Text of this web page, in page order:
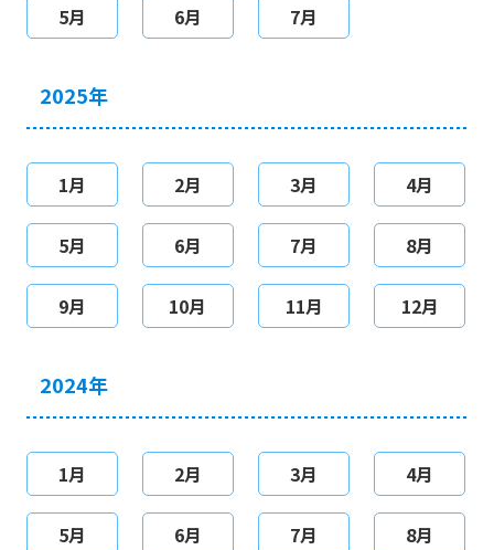
5月 6月 7月
2025年
1月 2月 3月 4月
5月 6月 7月 8月
9月 10月 11月 12月
2024年
1月 2月 3月 4月
5月 6月 7月 8月